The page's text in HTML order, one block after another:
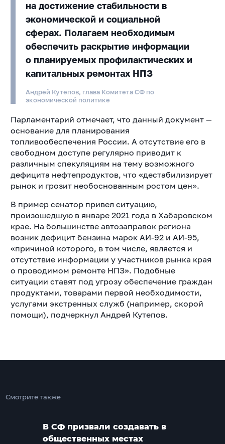
на достижение стабильности в
экономической и социальной
сферах. Полагаем необходимым
обеспечить раскрытие информации
о планируемых профилактических и
капитальных ремонтах НПЗ
Андрей Кутепов, глава Комитета СФ по
экономической политике
Парламентарий отмечает, что данный документ —
основание для планирования
топливообеспечения России. А отсутствие его в
свободном доступе регулярно приводит к
различным спекуляциям на тему возможного
дефицита нефтепродуктов, что «дестабилизирует
рынок и грозит необоснованным ростом цен».
В пример сенатор привел ситуацию,
произошедшую в январе 2021 года в Хабаровском
крае. На большинстве автозаправок региона
возник дефицит бензина марок АИ-92 и АИ-95,
«причиной которого, в том числе, является и
отсутствие информации у участников рынка края
о проводимом ремонте НПЗ». Подобные
ситуации ставят под угрозу обеспечение граждан
продуктами, товарами первой необходимости,
услугами экстренных служб (например, скорой
помощи), подчеркнул Андрей Кутепов.
Смотрите также
В СФ призвали создавать в
общественных местах